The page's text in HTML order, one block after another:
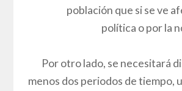
población que si se ve
política o por la
Por otro lado, se necesitará
menos dos periodos de tiempo,